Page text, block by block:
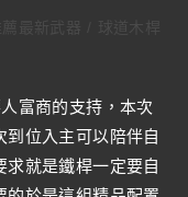
富商的支持，本次
位入主可以陪伴自
求就是鐵桿一定要自